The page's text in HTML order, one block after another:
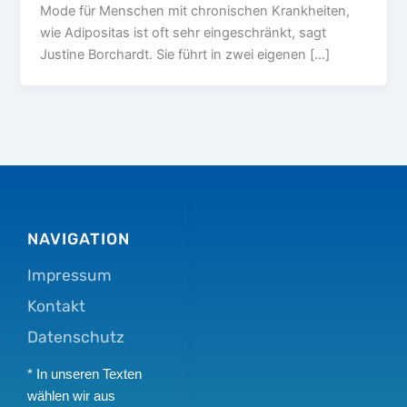
Mode für Menschen mit chronischen Krankheiten,
wie Adipositas ist oft sehr eingeschränkt, sagt
Justine Borchardt. Sie führt in zwei eigenen […]
NAVIGATION
Impressum
Kontakt
Datenschutz
* In unseren Texten
wählen wir aus